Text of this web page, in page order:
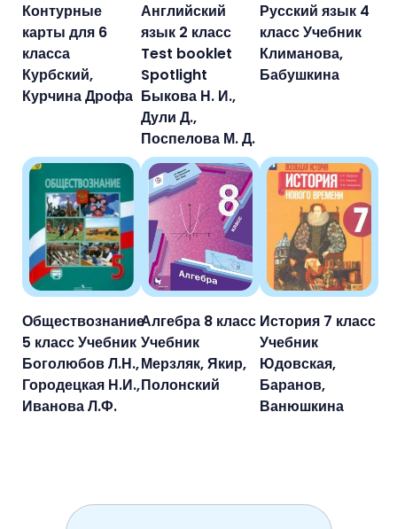
Контурные
карты для 6
класса
Курбский,
Курчина Дрофа
Английский
язык 2 класс
Test booklet
Spotlight
Быкова Н. И.,
Дули Д.,
Поспелова М. Д.
Русский язык 4
класс Учебник
Климанова,
Бабушкина
Обществознание
5 класс Учебник
Боголюбов Л.Н.,
Городецкая Н.И.,
Иванова Л.Ф.
Алгебра 8 класс
Учебник
Мерзляк, Якир,
Полонский
История 7 класс
Учебник
Юдовская,
Баранов,
Ванюшкина